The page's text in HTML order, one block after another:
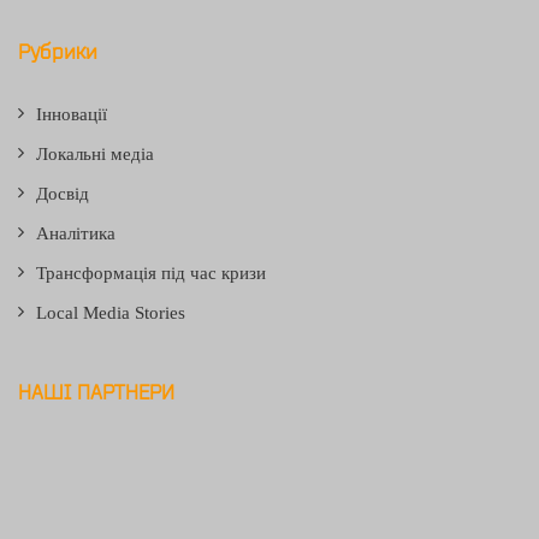
Рубрики
Інновації
Локальні медіа
Досвід
Аналітика
Трансформація під час кризи
Local Media Stories
НАШІ ПАРТНЕРИ